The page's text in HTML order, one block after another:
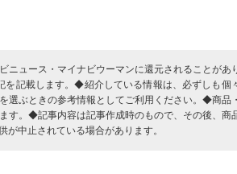
ニュース・マイナビウーマンに還元されることが
を記載します。◆紹介している情報は、必ずしも個
選ぶときの参考情報としてご利用ください。◆商品
す。◆記事内容は記事作成時のもので、その後、商
中止されている場合があります。